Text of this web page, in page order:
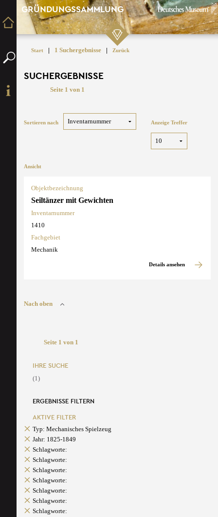
GRÜNDUNGSSAMMLUNG
Start | 1 Suchergebnisse | Zurück
SUCHERGEBNISSE
Seite 1 von 1
Sortieren nach Anzeige Treffer
Ansicht
Objektbezeichnung
Seiltänzer mit Gewichten
Inventarnummer
1410
Fachgebiet
Mechanik
Details ansehen
Nach oben
Seite 1 von 1
IHRE SUCHE
(1)
ERGEBNISSE FILTERN
AKTIVE FILTER
Typ: Mechanisches Spielzeug
Jahr: 1825-1849
Schlagworte:
Schlagworte:
Schlagworte:
Schlagworte:
Schlagworte:
Schlagworte:
Schlagworte: